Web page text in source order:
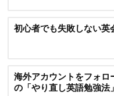
初心者でも失敗しない英
海外アカウントをフォ
の「やり直し英語勉強法」